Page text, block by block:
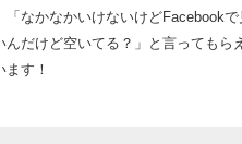
なかなかいけないけどFacebook
んだけど空いてる？」と言ってもら
す！